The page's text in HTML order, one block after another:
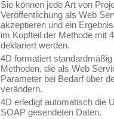
Sie können jede Art von
Veröffentlichung als Web
akzeptieren und ein
im Kopfteil der Methode mit
deklariert werden.
4D formatiert
Methoden, die als Web
Parameter bei Bedarf über
verändern.
4D erledigt automatisch die
SOAP gesendeten Daten.